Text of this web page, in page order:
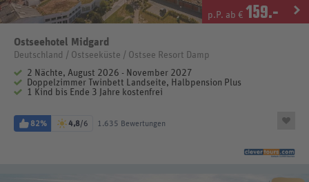
p.P. ab € 159.-
Ostseehotel Midgard
Deutschland / Ostseeküste / Ostsee Resort Damp
2 Nächte, August 2026 - November 2027
Doppelzimmer Twinbett Landseite, Halbpension Plus
1 Kind bis Ende 3 Jahre kostenfrei
82% 4,8/6 1.635 Bewertungen